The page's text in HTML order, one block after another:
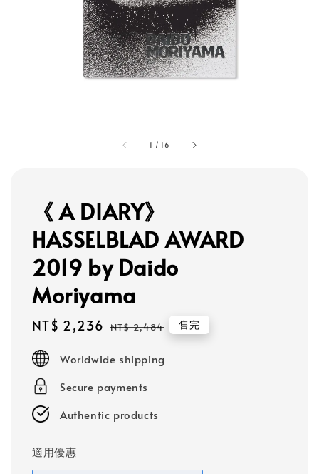
1 / 16
《 A DIARY》
HASSELBLAD AWARD
2019 by Daido
Moriyama
Sale
NT$ 2,236 Regular
NT$ 2,484 售完
Worldwide shipping
Secure payments
Authentic products
適用優惠